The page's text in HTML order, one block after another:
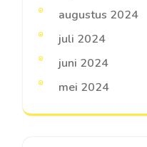
augustus 2024
juli 2024
juni 2024
mei 2024